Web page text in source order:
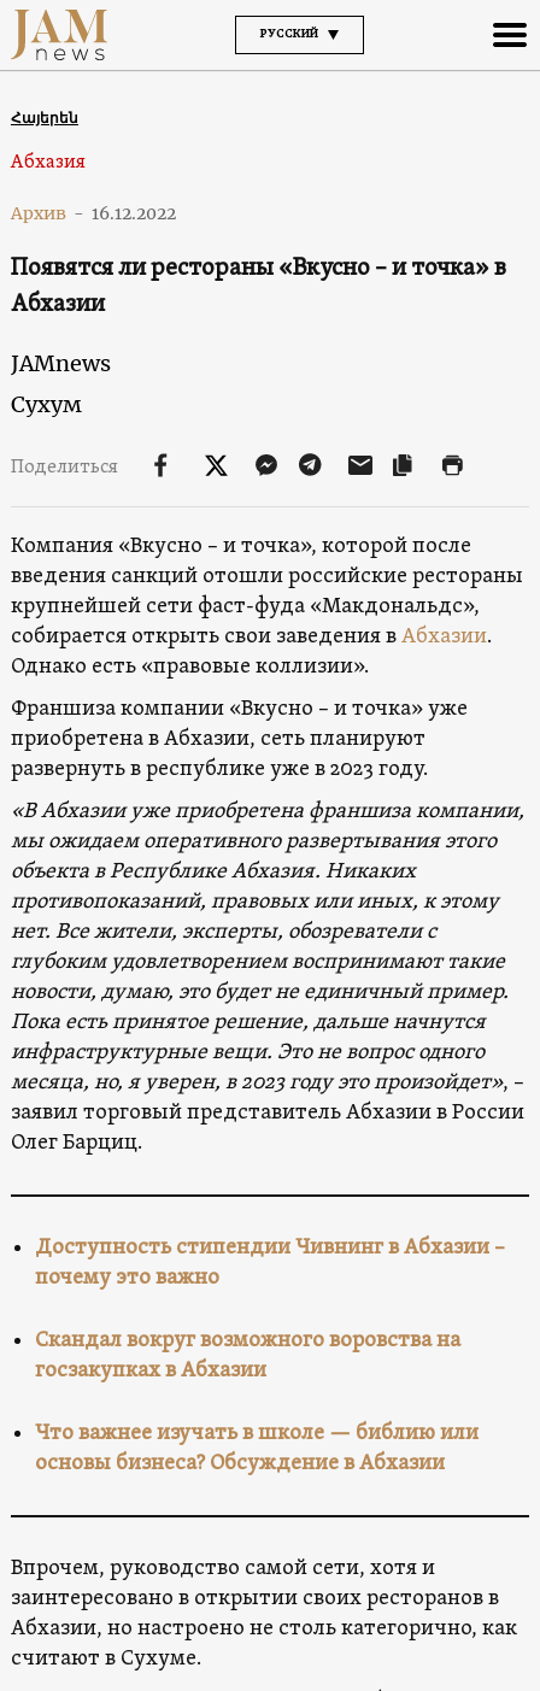
РУССКИЙ
Հայերեն
Абхазия
Архив - 16.12.2022
Появятся ли рестораны «Вкусно – и точка» в
Абхазии
JAMnews
Сухум
Поделиться
Компания «Вкусно – и точка», которой после
введения санкций отошли российские рестораны
крупнейшей сети фаст-фуда «Макдональдс»,
собирается открыть свои заведения вАбхазии.
Однако есть «правовые коллизии».
Франшиза компании «Вкусно – и точка» уже
приобретена в Абхазии, сеть планируют
развернуть в республике уже в 2023 году.
«В Абхазии уже приобретена франшиза компании,
мы ожидаем оперативного развертывания этого
объекта в Республике Абхазия. Никаких
противопоказаний, правовых или иных, к этому
нет. Все жители, эксперты, обозреватели с
глубоким удовлетворением воспринимают такие
новости, думаю, это будет не единичный пример.
Пока есть принятое решение, дальше начнутся
инфраструктурные вещи. Это не вопрос одного
месяца, но, я уверен, в 2023 году это произойдет», –
заявил торговый представитель Абхазии в России
Олег Барциц.
Доступность стипендии Чивнинг в Абхазии –
почему это важно
Скандал вокруг возможного воровства на
госзакупках в Абхазии
Что важнее изучать в школе — библию или
основы бизнеса? Обсуждение в Абхазии
Впрочем, руководство самой сети, хотя и
заинтересовано в открытии своих ресторанов в
Абхазии, но настроено не столь категорично, как
считают в Сухуме.